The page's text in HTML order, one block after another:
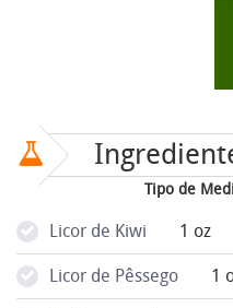
Tipo de
Licor de Kiwi 1 oz
Licor de Pêssego 1